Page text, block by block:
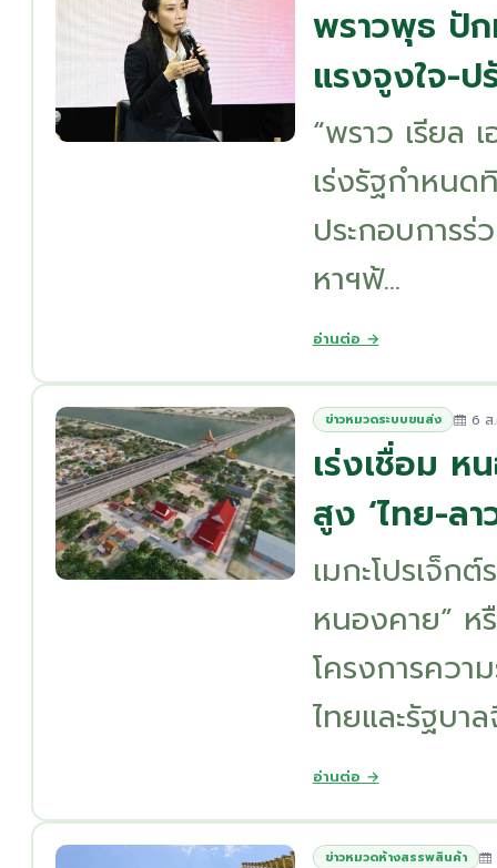
พราวพุธ ปัก
แรงจูงใจ-
“พราว เรียล
เร่งรัฐกำหน
ประกอบการ
หาฯฟ้...
อ่านต่อ →
ข่าวหมวดระบบขนส่ง 6 ส
เร่งเชื่อม ห
สูง ‘ไทย-ลา
เมกะโปรเจ็ก
หนองคาย” ห
โครงการควา
ไทยและรัฐบา
อ่านต่อ →
ข่าวหมวดห้างสรรพสินค้า